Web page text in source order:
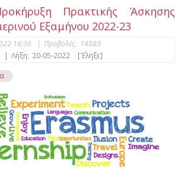
Πρακτικής Άσκησης
Εξαμήνου 2022-23
16:36 | Προβολές: 14883
| Λήξη: 20-05-2022
[Έληξε]